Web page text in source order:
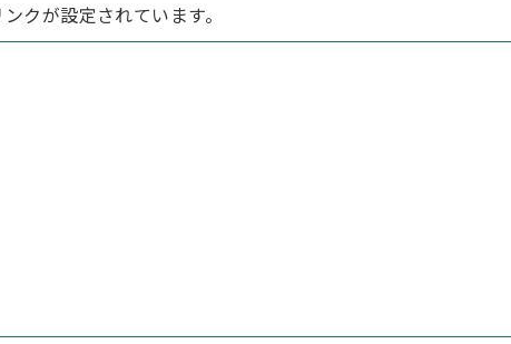
クが設定されています。